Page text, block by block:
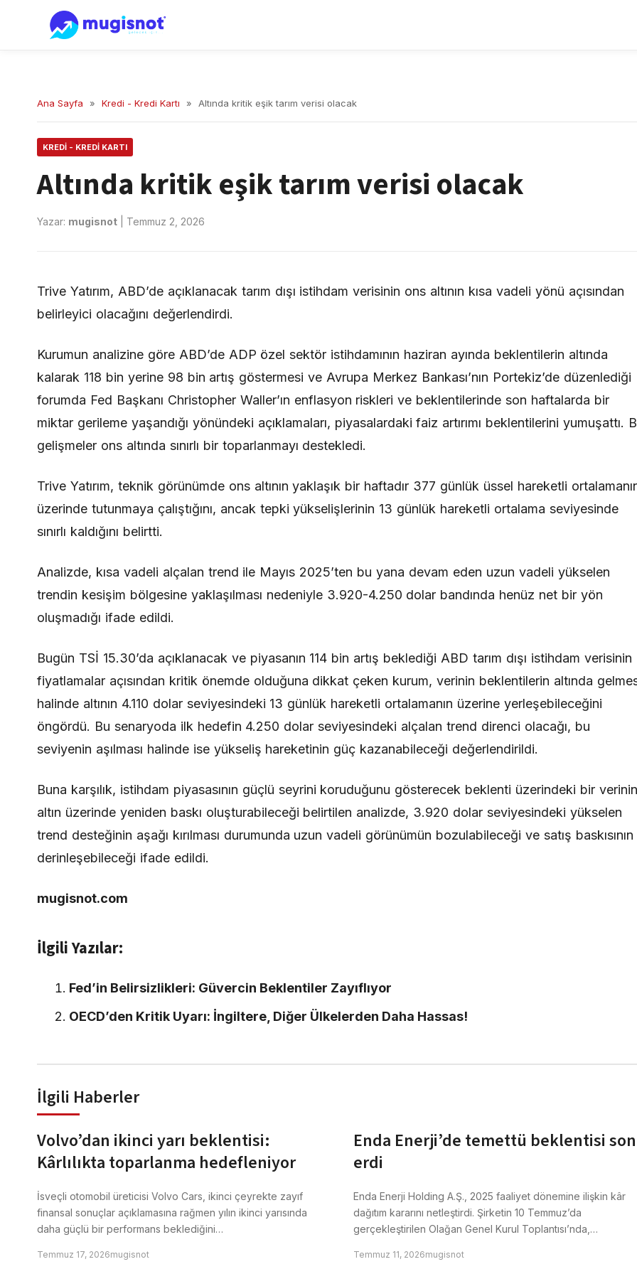
Ana Sayfa » Kredi - Kredi Kartı » Altında kritik eşik tarım verisi olacak
KREDI - KREDI KARTI
Altında kritik eşik tarım verisi olacak
Yazar: mugisnot Temmuz 2, 2026
Trive Yatırım, ABD’de açıklanacak tarım dışı istihdam verisinin ons altının kısa vadeli yönü açısından
belirleyici olacağını değerlendirdi.
Kurumun analizine göre ABD’de ADP özel sektör istihdamının haziran ayında beklentilerin altında
kalarak 118 bin yerine 98 bin artış göstermesi ve Avrupa Merkez Bankası’nın Portekiz’de düzenlediği
forumda Fed Başkanı Christopher Waller’ın enflasyon riskleri ve beklentilerinde son haftalarda bir
miktar gerileme yaşandığı yönündeki açıklamaları, piyasalardaki faiz artırımı beklentilerini yumuşattı.
gelişmeler ons altında sınırlı bir toparlanmayı destekledi.
Trive Yatırım, teknik görünümde ons altının yaklaşık bir haftadır 377 günlük üssel hareketli
üzerinde tutunmaya çalıştığını, ancak tepki yükselişlerinin 13 günlük hareketli ortalama seviyesinde
sınırlı kaldığını belirtti.
Analizde, kısa vadeli alçalan trend ile Mayıs 2025’ten bu yana devam eden uzun vadeli yükselen
trendin kesişim bölgesine yaklaşılması nedeniyle 3.920-4.250 dolar bandında henüz net bir yön
oluşmadığı ifade edildi.
Bugün TSİ 15.30’da açıklanacak ve piyasanın 114 bin artış beklediği ABD tarım dışı istihdam verisinin
fiyatlamalar açısından kritik önemde olduğuna dikkat çeken kurum, verinin beklentilerin altında
halinde altının 4.110 dolar seviyesindeki 13 günlük hareketli ortalamanın üzerine yerleşebileceğini
öngördü. Bu senaryoda ilk hedefin 4.250 dolar seviyesindeki alçalan trend direnci olacağı, bu
seviyenin aşılması halinde ise yükseliş hareketinin güç kazanabileceği değerlendirildi.
Buna karşılık, istihdam piyasasının güçlü seyrini koruduğunu gösterecek beklenti üzerindeki bir verinin
altın üzerinde yeniden baskı oluşturabileceği belirtilen analizde, 3.920 dolar seviyesindeki yükselen
trend desteğinin aşağı kırılması durumunda uzun vadeli görünümün bozulabileceği ve satış baskısının
derinleşebileceği ifade edildi.
mugisnot.com
İlgili Yazılar:
Fed’in Belirsizlikleri: Güvercin Beklentiler Zayıflıyor
OECD’den Kritik Uyarı: İngiltere, Diğer Ülkelerden Daha Hassas!
İlgili Haberler
Volvo’dan ikinci yarı beklentisi:
Kârlılıkta toparlanma hedefleniyor
İsveçli otomobil üreticisi Volvo Cars, ikinci çeyrekte zayıf
finansal sonuçlar açıklamasına rağmen yılın ikinci yarısında
daha güçlü bir performans beklediğini…
Temmuz 17, 2026mugisnot
Enda Enerji’de temettü beklentisi
erdi
Enda Enerji Holding A.Ş., 2025 faaliyet dönemine ilişkin kâr
dağıtım kararını netleştirdi. Şirketin 10 Temmuz’da
gerçekleştirilen Olağan Genel Kurul Toplantısı’nda,…
Temmuz 11, 2026mugisnot